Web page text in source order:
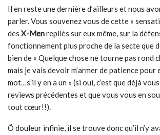
Il en reste une dernière d’ailleurs et nous
parler. Vous souvenez vous de cette «
des X-Menrepliés sur eux même, sur la
fonctionnement plus proche de la secte que
bien de « Quelque chose ne tourne pas rond
mais je vais devoir m’armer de patience pour
mot…s’il y en a un » (si oui, c’est que déjà
reviews précédentes et que vous vous en
tout cœur!!).
Ô douleur infinie, il se trouve donc qu’il n’y